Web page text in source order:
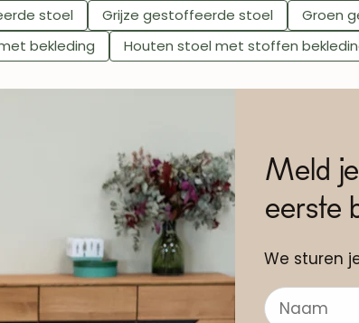
stoel Grijze gestoffeerde stoel Groen
bekleding Houten stoel met stoffen
Meld
eerste
We sturen